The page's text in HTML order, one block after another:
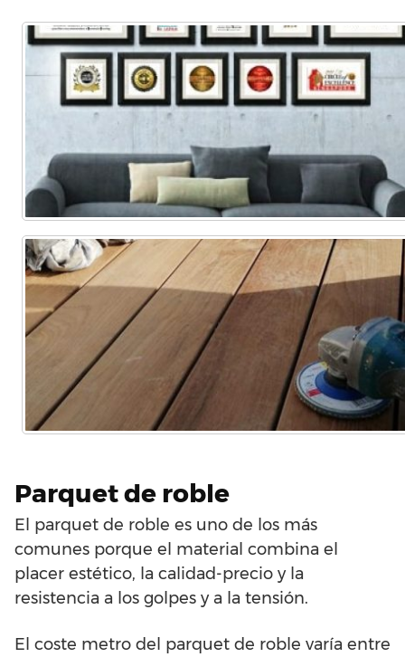
Parquet de roble
El parquet de roble es uno de los más
comunes porque el material combina el
placer estético, la calidad-precio y la
resistencia a los golpes y a la tensión.
El coste metro del parquet de roble varía entre